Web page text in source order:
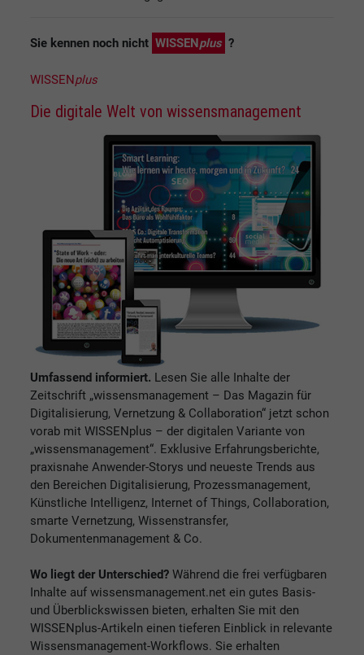
Sie kennen noch nicht WISSENplus ?
WISSENplus
Die digitale Welt von wissensmanagement
Umfassend informiert. Lesen Sie alle Inhalte der
Zeitschrift „wissensmanagement – Das Magazin für
Digitalisierung, Vernetzung & Collaboration“ jetzt schon
vorab mit WISSENplus – der digitalen Variante von
„wissensmanagement“. Exklusive Erfahrungsberichte,
praxisnahe Anwender-Storys und neueste Trends aus
den Bereichen Digitalisierung, Prozessmanagement,
Künstliche Intelligenz, Internet of Things, Collaboration,
smarte Vernetzung, Wissenstransfer,
Dokumentenmanagement & Co.
Wo liegt der Unterschied? Während die frei verfügbaren
Inhalte auf wissensmanagement.net ein gutes Basis-
und Überblickswissen bieten, erhalten Sie mit den
WISSENplus-Artikeln einen tieferen Einblick in relevante
Wissensmanagement-Workflows. Sie erhalten